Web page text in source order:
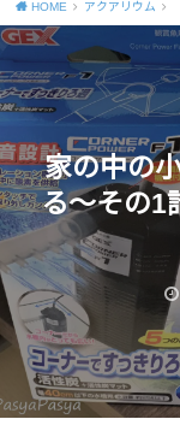
HOME アクアリウム
家の中の
る～その1